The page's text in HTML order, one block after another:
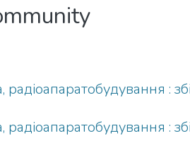
радіоапаратобудування :
радіоапаратобудування :